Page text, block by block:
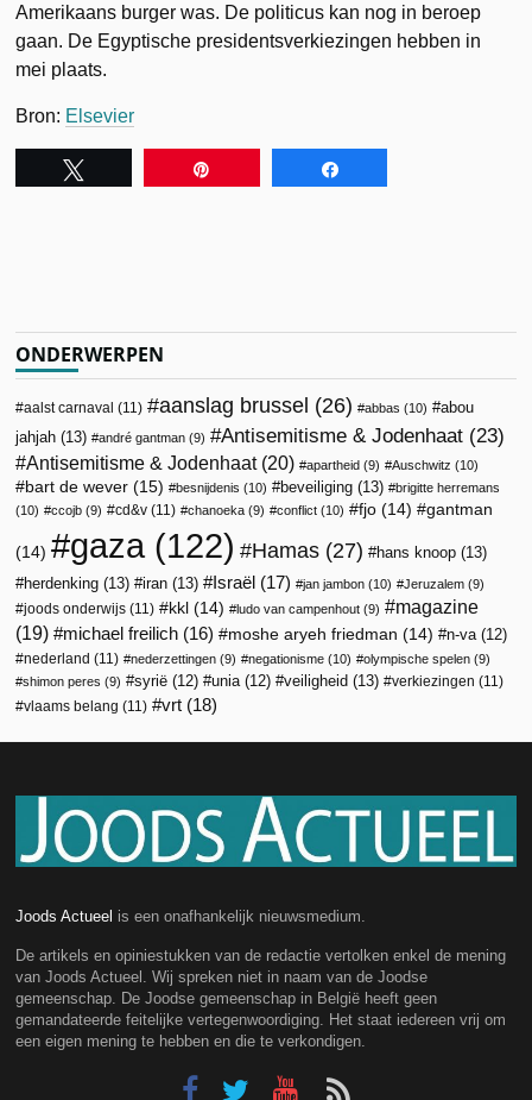
Amerikaans burger was. De politicus kan nog in beroep
gaan. De Egyptische presidentsverkiezingen hebben in
mei plaats.
Bron: Elsevier
ONDERWERPEN
aalst carnaval (11) aanslag brussel (26) abbas (10)
abou
jahjah (13) andré gantman (9) Antisemitisme & Jodenhaat (23)
Antisemitisme & Jodenhaat(20) apartheid (9) Auschwitz (10)
bart de wever (15) besnijdenis (10) beveiliging (13)
brigitte herremans
(10)
ccojb (9) cd&v (11) chanoeka (9) conflict (10) fjo (14) gantman
(14) gaza (122) Hamas (27) hans knoop (13)
herdenking (13) iran (13) Israël (17) jan jambon (10) Jeruzalem (9)
joods onderwijs (11) kkl (14) ludo van campenhout (9)
magazine
(19)
michael freilich (16) moshe aryeh friedman (14) n-va (12)
nederland (11) nederzettingen (9) negationisme (10) olympische spelen (9)
shimon peres (9) syrië (12) unia (12) veiligheid (13) verkiezingen (11)
vlaams belang (11) vrt (18)
Joods Actueel is een onafhankelijk nieuwsmedium.
De artikels en opiniestukken van de redactie vertolken enkel de mening
van Joods Actueel. Wij spreken niet in naam van de Joodse
gemeenschap. De Joodse gemeenschap in België heeft geen
gemandateerde feitelijke vertegenwoordiging. Het staat iedereen vrij om
een eigen mening te hebben en die te verkondigen.